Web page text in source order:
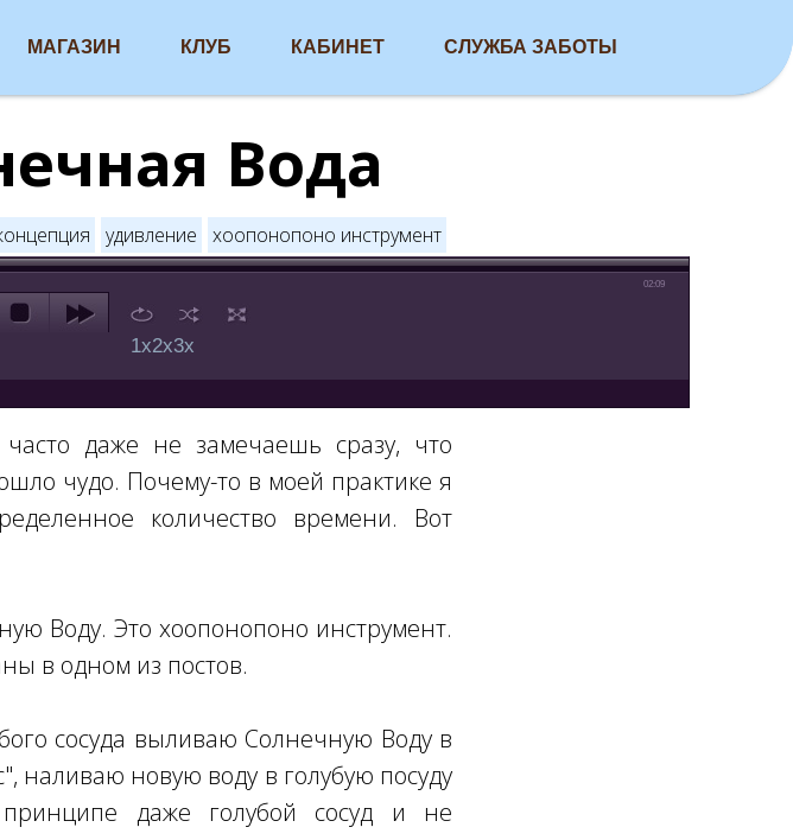
МАГАЗИН КЛУБ КАБИНЕТ СЛУЖБА ЗАБОТЫ
Вода
удивление хоопонопоно инструмент
02:09
1x2x3x
даже не замечаешь сразу, что
чудо. Почему-то в моей практике я
количество времени. Вот
Воду. Это хоопонопоно инструмент.
в одном из постов.
сосуда выливаю Солнечную Воду в
наливаю новую воду в голубую посуду
даже голубой сосуд и не